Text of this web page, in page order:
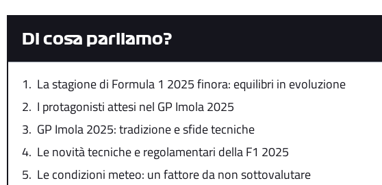
Di cosa parliamo?
La stagione di Formula 1 2025 finora: equilibri in evoluzione
I protagonisti attesi nel GP Imola 2025
GP Imola 2025: tradizione e sfide tecniche
Le novità tecniche e regolamentari della F1 2025
Le condizioni meteo: un fattore da non sottovalutare